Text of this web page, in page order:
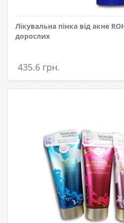
Лікувальна пінка від акне
дорослих
435.6 грн.